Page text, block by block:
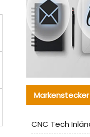
Markenstecker